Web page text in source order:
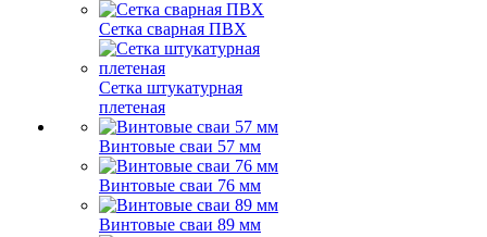
Сетка сварная ПВХ
Сетка штукатурная
плетеная
Винтовые сваи 57 мм
Винтовые сваи 76 мм
Винтовые сваи 89 мм